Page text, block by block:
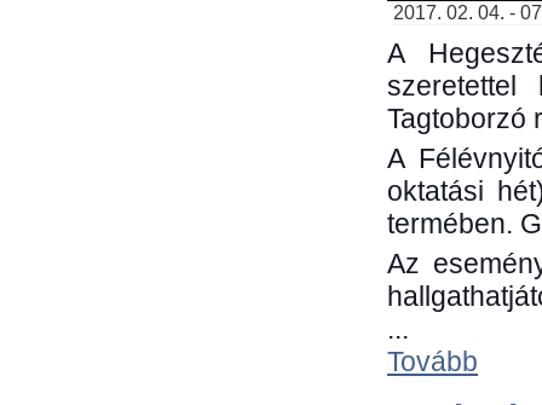
2017. 02. 04. -
A
Tagtoborzó
A
oktatási
termében.
Az
...
Tovább